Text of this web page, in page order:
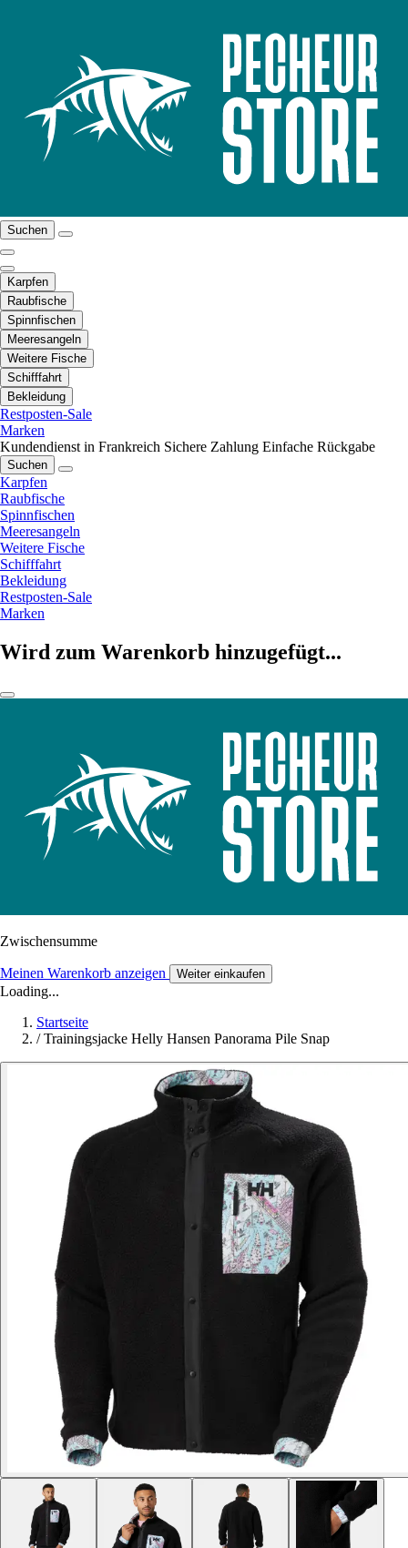
Suchen
Karpfen
Raubfische
Spinnfischen
Meeresangeln
Weitere Fische
Schifffahrt
Bekleidung
Restposten-Sale
Marken
Kundendienst in Frankreich Sichere Zahlung Einfache Rückgabe
Suchen
Karpfen
Raubfische
Spinnfischen
Meeresangeln
Weitere Fische
Schifffahrt
Bekleidung
Restposten-Sale
Marken
Wird zum Warenkorb hinzugefügt...
Zwischensumme
Meinen Warenkorb anzeigen Weiter einkaufen
Loading...
Startseite
/ Trainingsjacke Helly Hansen Panorama Pile Snap